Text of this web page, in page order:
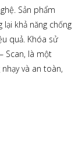
Sản phẩm
khả năng chống
quả. Khóa sử
Scan, là một
và an toàn,